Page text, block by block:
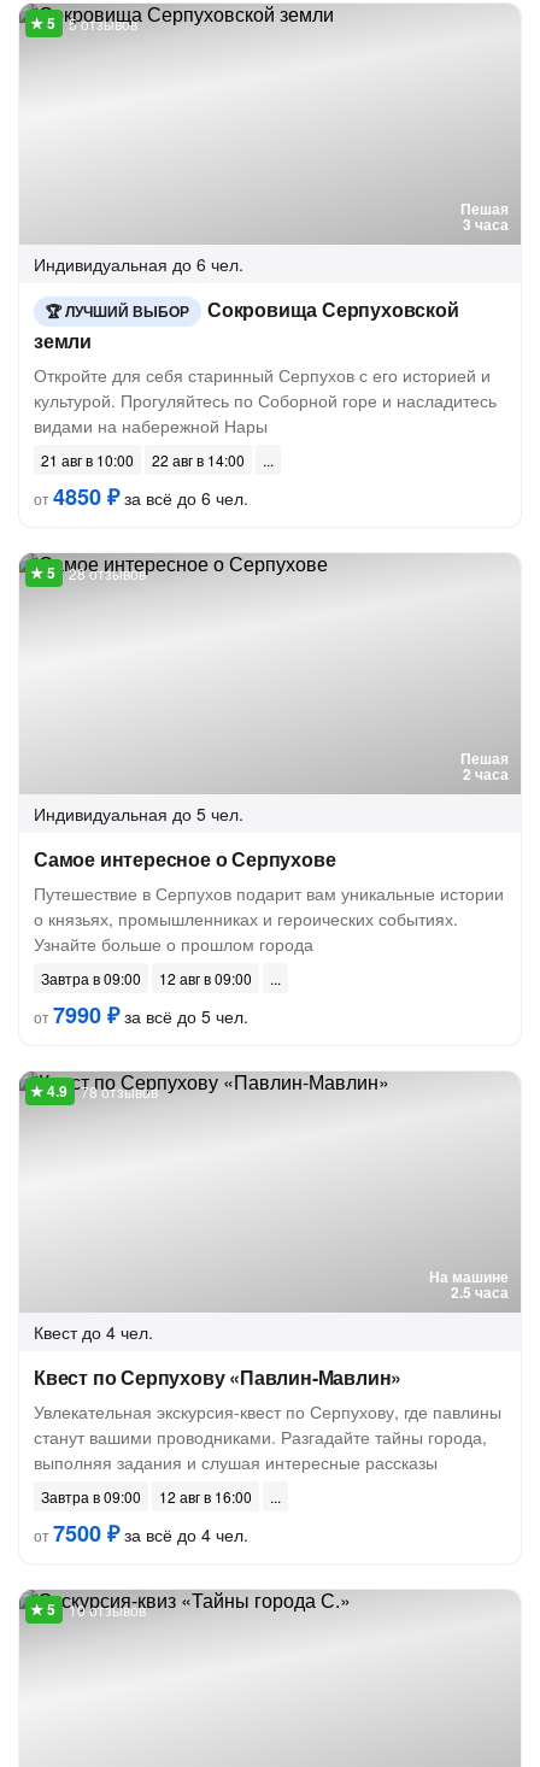
Пешая
3 часа
5 отзывов
Индивидуальная до 6 чел.
ЛУЧШИЙ ВЫБОР
Сокровища Серпуховской
земли
Откройте для себя старинный Серпухов с его историей и
культурой. Прогуляйтесь по Соборной горе и насладитесь
видами на набережной Нары
21 авг в 10:00
22 авг в 14:00
от4850 ₽за всё до 6 чел.
Пешая
2 часа
28 отзывов
Индивидуальная до 5 чел.
Самое интересное о Серпухове
Путешествие в Серпухов подарит вам уникальные истории
о князьях, промышленниках и героических событиях.
Узнайте больше о прошлом города
Завтра в 09:00
12 авг в 09:00
от7990 ₽за всё до 5 чел.
На машине
2.5 часа
78 отзывов
Квест до 4 чел.
Квест по Серпухову «Павлин-Мавлин»
Увлекательная экскурсия-квест по Серпухову, где павлины
станут вашими проводниками. Разгадайте тайны города,
выполняя задания и слушая интересные рассказы
Завтра в 09:00
12 авг в 16:00
от7500 ₽за всё до 4 чел.
10 отзывов